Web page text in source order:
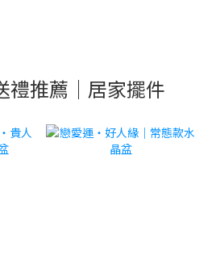
禮推薦｜居家擺件